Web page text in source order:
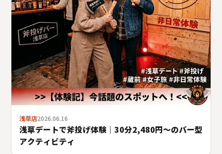
浅草店2026.06.16
浅草デートで斧投げ体験｜30分2,480円〜のバー型
アクティビティ